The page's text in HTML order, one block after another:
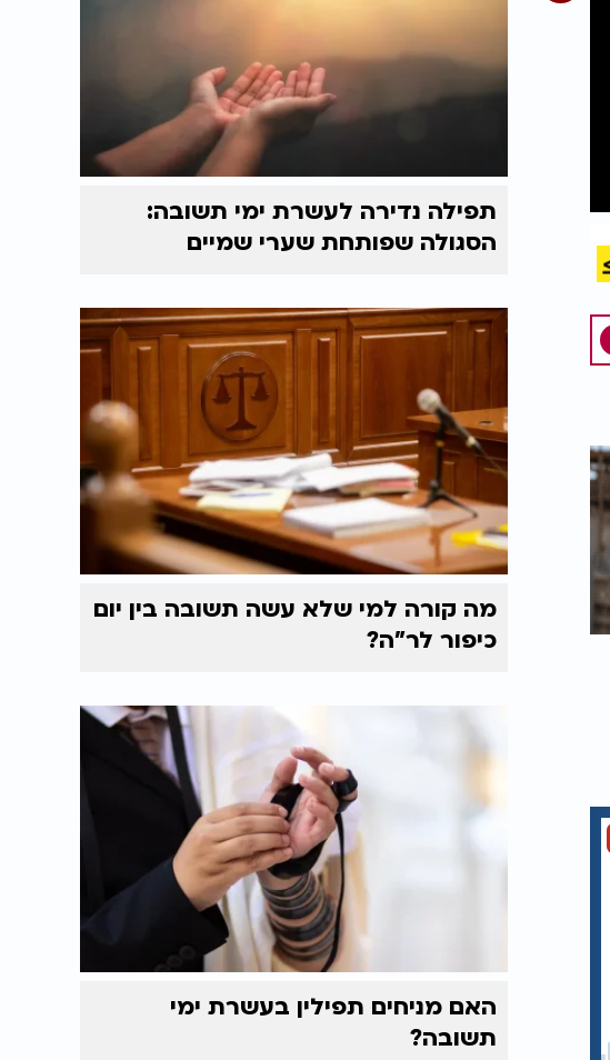
תפילה נדירה לעשרת ימי תשובה:
הסגולה שפותחת שערי שמיים
מה קורה למי שלא עשה תשובה בין יום
כיפור לר"ה?
האם מניחים תפילין בעשרת ימי
תשובה?